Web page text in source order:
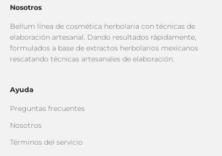
Nosotros
Bellum línea de cosmética herbolaria con técnicas de
elaboración artesanal. Dando resultados rápidamente,
formulados a base de extractos herbolarios mexicanos
rescatando técnicas artesanales de elaboración.
Ayuda
Preguntas frecuentes
Nosotros
Términos del servicio